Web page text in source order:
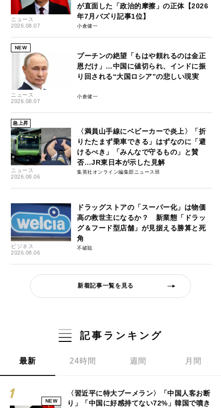
ニュース
2026.08.07
が直面した「政治的摩擦」の正体【2026
年7月バズり記事1位】
小倉健一
NEW
ニュース
2026.08.07
プーチンの絶望「もはや頼れるのは金正
恩だけ」…中国に値切られ、インドに振
り回される“大国ロシア”の悲しい現実
小倉健一
急上昇
ニュース
2026.08.06
〈満員山手線にベビーカーで炎上〉「折
りたたまず乗車できる」はずなのに「避
けるべき」「みんなで守るもの」と賛
否…JR東日本が示した見解
集英社オンライン編集部ニュース班
ビジネス
2026.08.06
ドラッグストアの「スーパー化」は物価
高の救世主になるか？ 新業態「ドラッ
グ＆フード型店舗」が見据える勝算と死
角
不破聡
新着記事一覧を見る
記事ランキング
最新 24時間 週間 月間
NEW
〈習近平に特大ブーメラン〉「中国人客お断
り」「中国に好感持てない72%」韓国で噴き